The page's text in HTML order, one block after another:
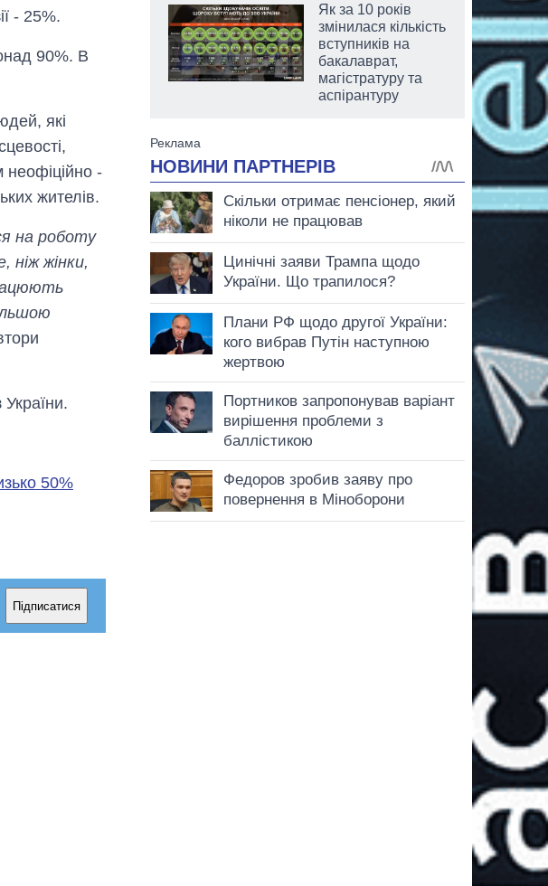
- 25%.
90%. В
які
неофіційно -
жителів.
на роботу
ніж жінки,
50%
Підписатися
Від 1 місяця – до 5
років: хто і як
посаду керівника
Як за 10 років
змінилася кількість
вступників на
бакалаврат,
магістратуру та
аспірантуру